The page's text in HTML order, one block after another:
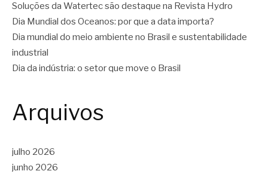
Soluções da Watertec são destaque na Revista Hydro
Dia Mundial dos Oceanos: por que a data importa?
Dia mundial do meio ambiente no Brasil e sustentabilidade
industrial
Dia da indústria: o setor que move o Brasil
Arquivos
julho 2026
junho 2026